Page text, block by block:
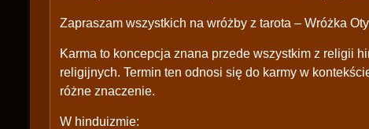
Zapraszam wszystkich na wróżby z tarota – Wróżka
Karma to koncepcja znana przede wszystkim z religii
religijnych. Termin ten odnosi się do karmy w
różne znaczenie.
W hinduizmie: